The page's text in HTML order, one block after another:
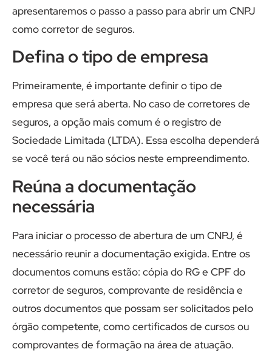
apresentaremos o passo a passo para abrir um CNPJ
como corretor de seguros.
Defina o tipo de empresa
Primeiramente, é importante definir o tipo de
empresa que será aberta. No caso de corretores de
seguros, a opção mais comum é o registro de
Sociedade Limitada (LTDA). Essa escolha dependerá
se você terá ou não sócios neste empreendimento.
Reúna a documentação
necessária
Para iniciar o processo de abertura de um CNPJ, é
necessário reunir a documentação exigida. Entre os
documentos comuns estão: cópia do RG e CPF do
corretor de seguros, comprovante de residência e
outros documentos que possam ser solicitados pelo
órgão competente, como certificados de cursos ou
comprovantes de formação na área de atuação.